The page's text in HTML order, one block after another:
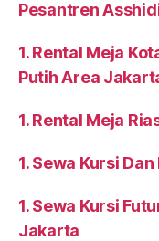
Pesantren
1. Rental Meja
Putih Area
1. Rental Meja
1. Sewa Kursi
1. Sewa Kursi
Jakarta